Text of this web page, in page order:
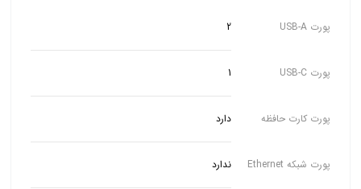
پورت USB-A 2
پورت USB-C 1
پورت کارت حافظه دارد
پورت شبکه Ethernet ندارد